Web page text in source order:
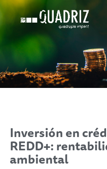
Inversión en
REDD+:
ambiental